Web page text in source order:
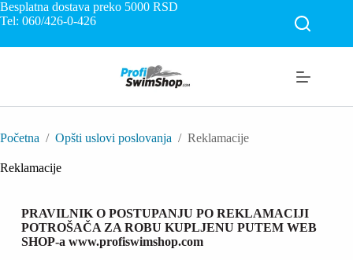
Besplatna dostava preko 5000 RSD
Tel: 060/426-0-426
Početna / Opšti uslovi poslovanja / Reklamacije
Reklamacije
PRAVILNIK O POSTUPANJU PO REKLAMACIJI
POTROŠAČA ZA ROBU KUPLJENU PUTEM WEB
SHOP-a www.profiswimshop.com